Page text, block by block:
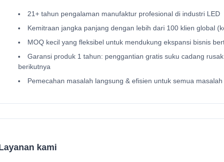
21+ tahun pengalaman manufaktur profesional di industri LED
Kemitraan jangka panjang dengan lebih dari 100 klien global
MOQ kecil yang fleksibel untuk mendukung ekspansi bisnis
Garansi produk 1 tahun: penggantian gratis suku cadang
berikutnya
Pemecahan masalah langsung & efisien untuk semua
kami